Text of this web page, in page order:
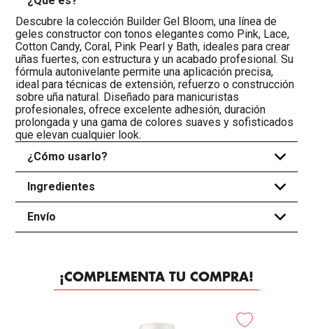
Descubre la colección Builder Gel Bloom, una línea de
geles constructor con tonos elegantes como Pink, Lace,
Cotton Candy, Coral, Pink Pearl y Bath, ideales para crear
uñas fuertes, con estructura y un acabado profesional. Su
fórmula autonivelante permite una aplicación precisa,
ideal para técnicas de extensión, refuerzo o construcción
sobre uña natural. Diseñado para manicuristas
profesionales, ofrece excelente adhesión, duración
prolongada y una gama de colores suaves y sofisticados
que elevan cualquier look.
¿Cómo usarlo?
+
Ingredientes +
Envío +
¡COMPLEMENTA TU COMPRA!